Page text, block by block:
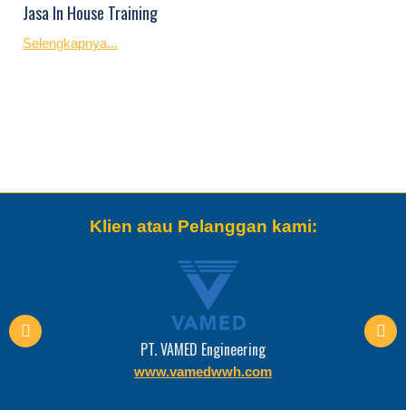
Jasa In House Training
Selengkapnya...
Klien atau Pelanggan kami:
PT. VAMED Engineering
www.vamedwwh.com